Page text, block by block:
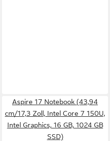
Aspire 17 Notebook (43,94
cm/17,3 Zoll, Intel Core 7 150U,
Intel Graphics, 16 GB, 1024 GB
SSD)